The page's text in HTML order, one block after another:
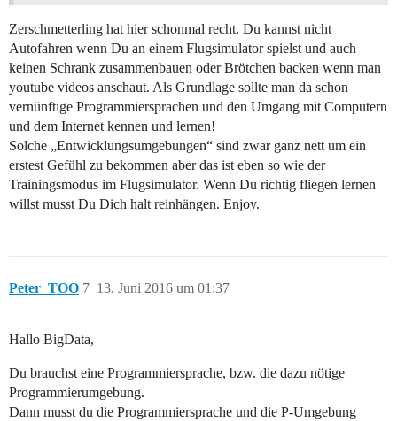
Zerschmetterling hat hier schonmal recht. Du kannst nicht
Autofahren wenn Du an einem Flugsimulator spielst und auch
keinen Schrank zusammenbauen oder Brötchen backen wenn man
youtube videos anschaut. Als Grundlage sollte man da schon
vernünftige Programmiersprachen und den Umgang mit Computern
und dem Internet kennen und lernen!
Solche „Entwicklungsumgebungen“ sind zwar ganz nett um ein
erstest Gefühl zu bekommen aber das ist eben so wie der
Trainingsmodus im Flugsimulator. Wenn Du richtig fliegen lernen
willst musst Du Dich halt reinhängen. Enjoy.
Peter_TOO 13. Juni 2016 um 01:37
7
Hallo BigData,
Du brauchst eine Programmiersprache, bzw. die dazu nötige
Programmierumgebung.
Dann musst du die Programmiersprache und die P-Umgebung